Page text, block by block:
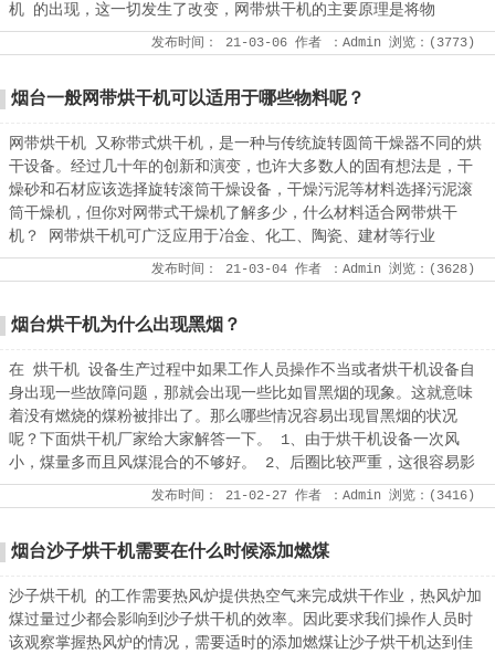
机 的出现，这一切发生了改变，网带烘干机的主要原理是将物
发布时间： 21-03-06 作者 ：Admin 浏览：( 3773 )
烟台一般网带烘干机可以适用于哪些物料呢？
网带烘干机 又称带式烘干机，是一种与传统旋转圆筒干燥器不同的烘
干设备。经过几十年的创新和演变，也许大多数人的固有想法是，干
燥砂和石材应该选择旋转滚筒干燥设备，干燥污泥等材料选择污泥滚
筒干燥机，但你对网带式干燥机了解多少，什么材料适合网带烘干
机？ 网带烘干机可广泛应用于冶金、化工、陶瓷、建材等行业
发布时间： 21-03-04 作者 ：Admin 浏览：( 3628 )
烟台烘干机为什么出现黑烟？
在 烘干机 设备生产过程中如果工作人员操作不当或者烘干机设备自
身出现一些故障问题，那就会出现一些比如冒黑烟的现象。这就意味
着没有燃烧的煤粉被排出了。那么哪些情况容易出现冒黑烟的状况
呢？下面烘干机厂家给大家解答一下。 1、由于烘干机设备一次风
小，煤量多而且风煤混合的不够好。 2、后圈比较严重，这很容易影
发布时间： 21-02-27 作者 ：Admin 浏览：( 3416 )
烟台沙子烘干机需要在什么时候添加燃煤
沙子烘干机 的工作需要热风炉提供热空气来完成烘干作业，热风炉加
煤过量过少都会影响到沙子烘干机的效率。因此要求我们操作人员时
该观察掌握热风炉的情况，需要适时的添加燃煤让沙子烘干机达到佳